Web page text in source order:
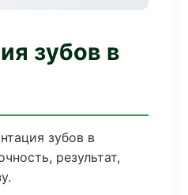
зубов в
зубов в
результат,